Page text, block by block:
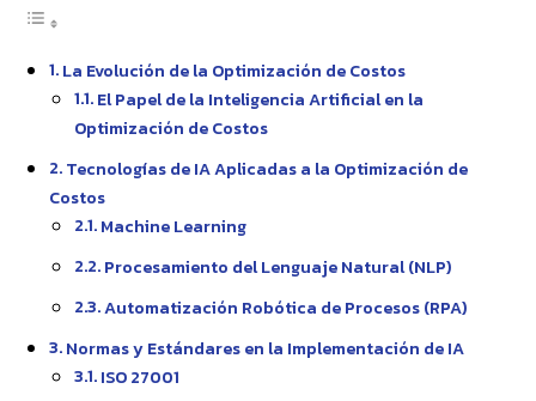
La Evolución de la Optimización de Costos
El Papel de la Inteligencia Artificial en la
Optimización de Costos
Tecnologías de IA Aplicadas a la Optimización de
Costos
Machine Learning
Procesamiento del Lenguaje Natural (NLP)
Automatización Robótica de Procesos (RPA)
Normas y Estándares en la Implementación de IA
ISO 27001